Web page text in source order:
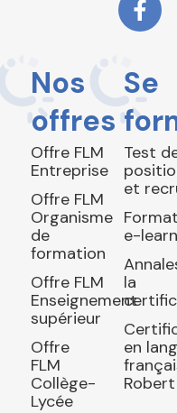
Nos
offres
Offre FLM
Entreprise
Offre FLM
Organisme
de
formation
Offre FLM
Enseignement
supérieur
Offre
FLM
Collège-
Lycée
Se
Test
et
e-
la
en
Robert